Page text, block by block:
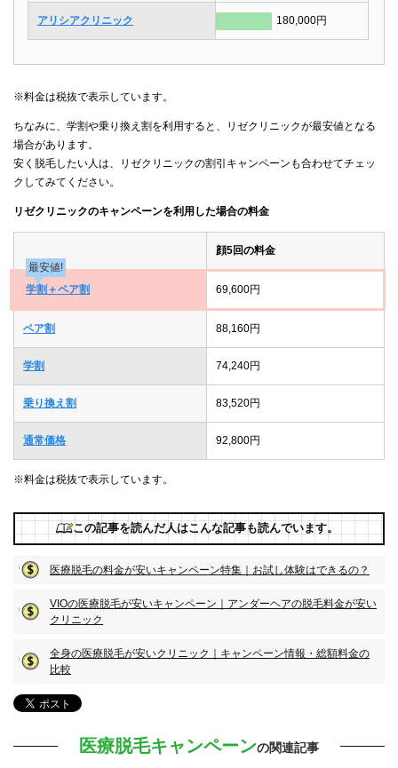
アリシアクリニック 180,000円
※料金は税抜で表示しています。
ちなみに、学割や乗り換え割を利用すると、リゼクリニックが最安値となる
場合があります。
安く脱毛したい人は、リゼクリニックの割引キャンペーンも合わせてチェッ
クしてみてください。
リゼクリニックのキャンペーンを利用した場合の料金
顔5回の料金
最安値!
学割＋ペア割
69,600円
ペア割 88,160円
学割 74,240円
乗り換え割 83,520円
通常価格 92,800円
※料金は税抜で表示しています。
この記事を読んだ人はこんな記事も読んでいます。
医療脱毛の料金が安いキャンペーン特集｜お試し体験はできるの？
VIOの医療脱毛が安いキャンペーン｜アンダーヘアの脱毛料金が安い
クリニック
全身の医療脱毛が安いクリニック｜キャンペーン情報・総額料金の
比較
医療脱毛キャンペーンの関連記事